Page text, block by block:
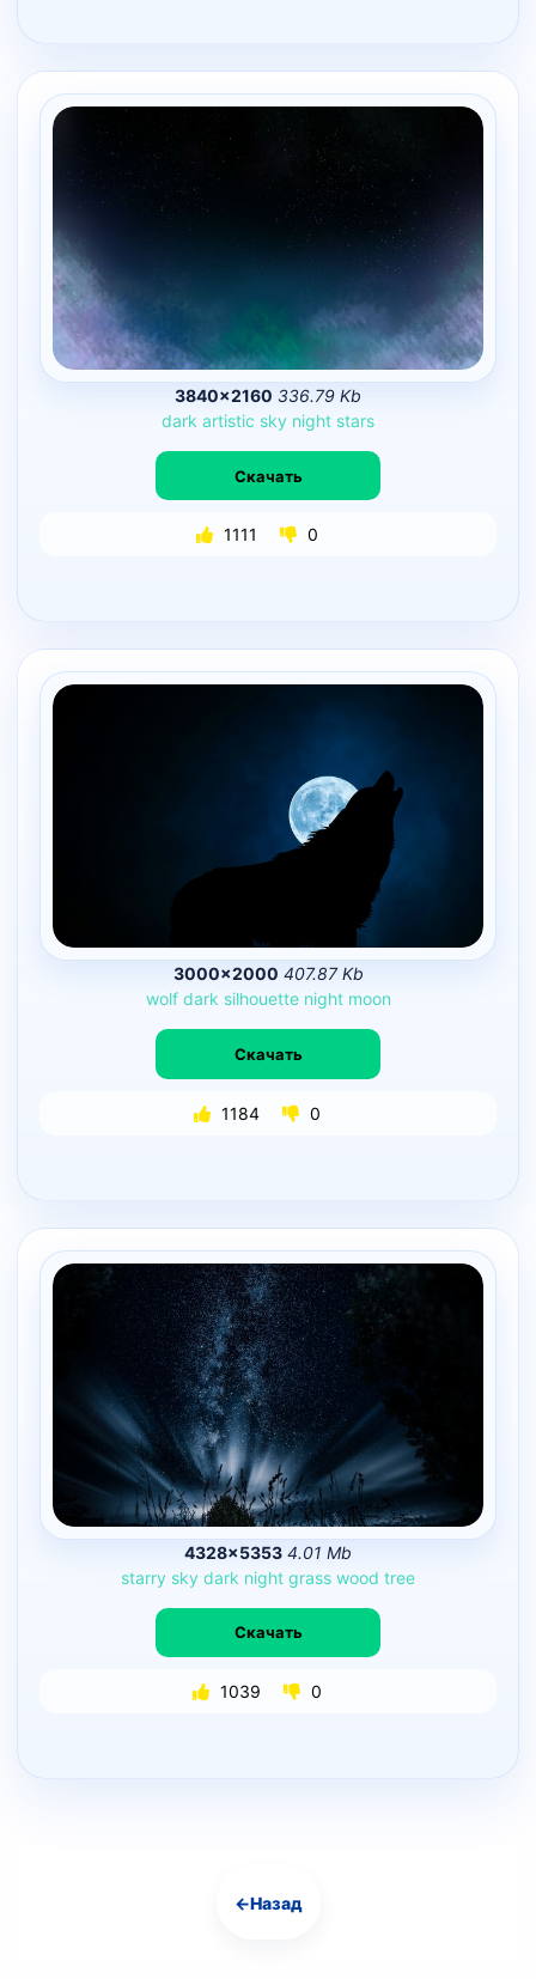
3840×2160 336.79 Kb
dark artistic sky night stars
Скачать
1111 0
3000×2000 407.87 Kb
wolf dark silhouette night moon
Скачать
1184 0
4328×5353 4.01 Mb
starry sky dark night grass wood tree
Скачать
1039 0
Навигация
←Назад